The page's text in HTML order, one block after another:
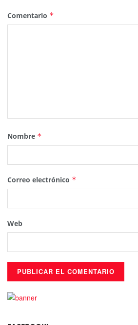
Comentario *
Nombre *
Correo electrónico *
Web